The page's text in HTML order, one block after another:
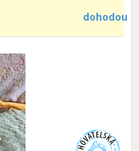
dohodou